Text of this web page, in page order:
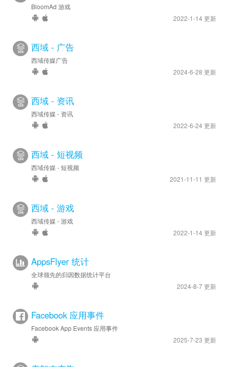
BloomAd 游戏
2022-1-14 更新
西域 - 广告
西域传媒广告
2024-6-28 更新
西域 - 资讯
西域传媒 - 资讯
2022-6-24 更新
西域 - 短视频
西域传媒 - 短视频
2021-11-11 更新
西域 - 游戏
西域传媒 - 游戏
2022-1-14 更新
AppsFlyer 统计
全球领先的归因数据统计平台
2024-8-7 更新
Facebook 应用事件
Facebook App Events 应用事件
2025-7-23 更新